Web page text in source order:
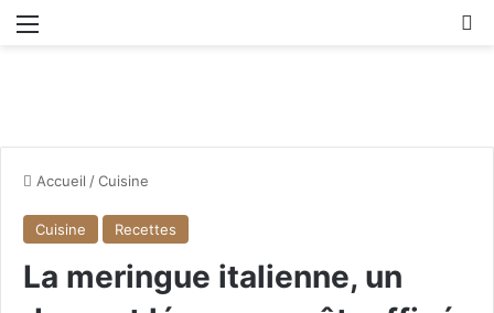
Accueil /Cuisine
Cuisine Recettes
La meringue italienne, un